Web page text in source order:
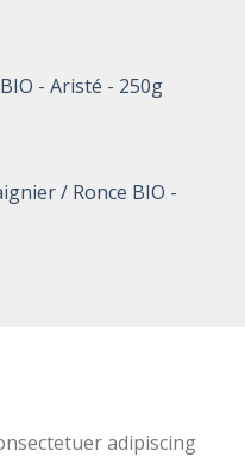
- Aristé - 250g
/ Ronce BIO -
adipiscing